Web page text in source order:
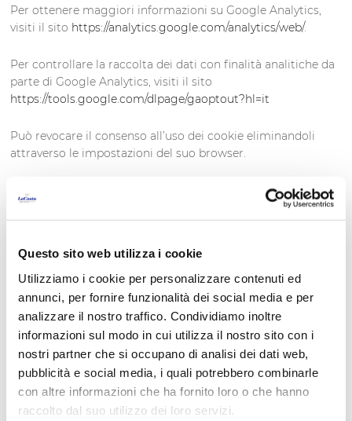
Questo sito web utilizza i cookie
Utilizziamo i cookie per personalizzare contenuti ed
annunci, per fornire funzionalità dei social media e per
analizzare il nostro traffico. Condividiamo inoltre
informazioni sul modo in cui utilizza il nostro sito con i
nostri partner che si occupano di analisi dei dati web,
pubblicità e social media, i quali potrebbero combinarle
con altre informazioni che ha fornito loro o che hanno
raccolto dal suo utilizzo dei loro servizi.
Per ottenere maggiori informazioni su Google Analytics,
visiti il sito https://analytics.google.com/analytics/web/.
Per controllare la raccolta dei dati con finalità analitiche da
parte di Google Analytics, visiti il sito
https://tools.google.com/dlpage/gaoptout?hl=it
Può revocare il consenso all’uso dei cookie eliminandoli
attraverso le impostazioni del suo browser.
Se desidera ricevere maggiori informazioni sull’attività delle
aziende di pubblicità online e su come eliminare i suoi dati
dai registri di tali aziende, le consigliamo di visitare il sito
Può configurare il suo browser in modo da ricevere un
avviso della possibile installazione dei cookie. Potrà anche
scegliere se eliminarli automaticamente una volta chiuso il
browser, l’apparecchio o il dispositivo. Può trovare
informazioni su come farlo su:
- Firefox:
https://support.mozilla.org/es/kb/habilitar-y-